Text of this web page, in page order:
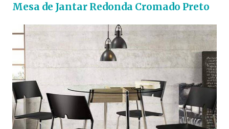
Mesa de Jantar Redonda Cromado Preto